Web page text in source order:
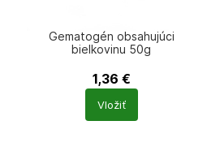
Gematogén obsahujúci
bielkovinu 50g
1,36 €
Počet
produktů
Vložiť